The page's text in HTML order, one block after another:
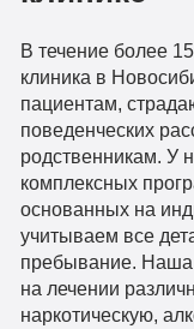
В течение более
клиника в
пациентам,
поведенческих
родственникам. У
комплексных
основанных на
учитываем все
пребывание. Наша
на лечении
наркотическую,